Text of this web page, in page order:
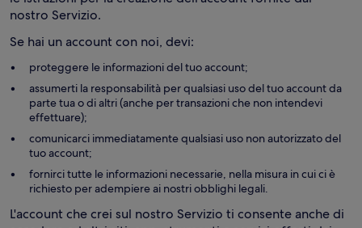
nostro Servizio.
Se hai un account con noi, devi:
proteggere le informazioni del tuo account;
assumerti la responsabilità per qualsiasi uso del tuo account da
parte tua o di altri (anche per transazioni che non intendevi
effettuare);
comunicarci immediatamente qualsiasi uso non autorizzato del
tuo account;
fornirci tutte le informazioni necessarie, nella misura in cui ci è
richiesto per adempiere ai nostri obblighi legali.
L'account che crei sul nostro Servizio ti consente anche di